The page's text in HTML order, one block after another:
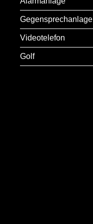
Gegensprechanlage
Videotelefon
Golf